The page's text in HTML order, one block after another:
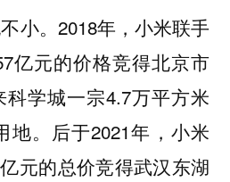
小。2018年，小米联手
亿元的价格竞得北京市
学城一宗4.7万平方米
地。后于2021年，小米
元的总价竞得武汉东湖